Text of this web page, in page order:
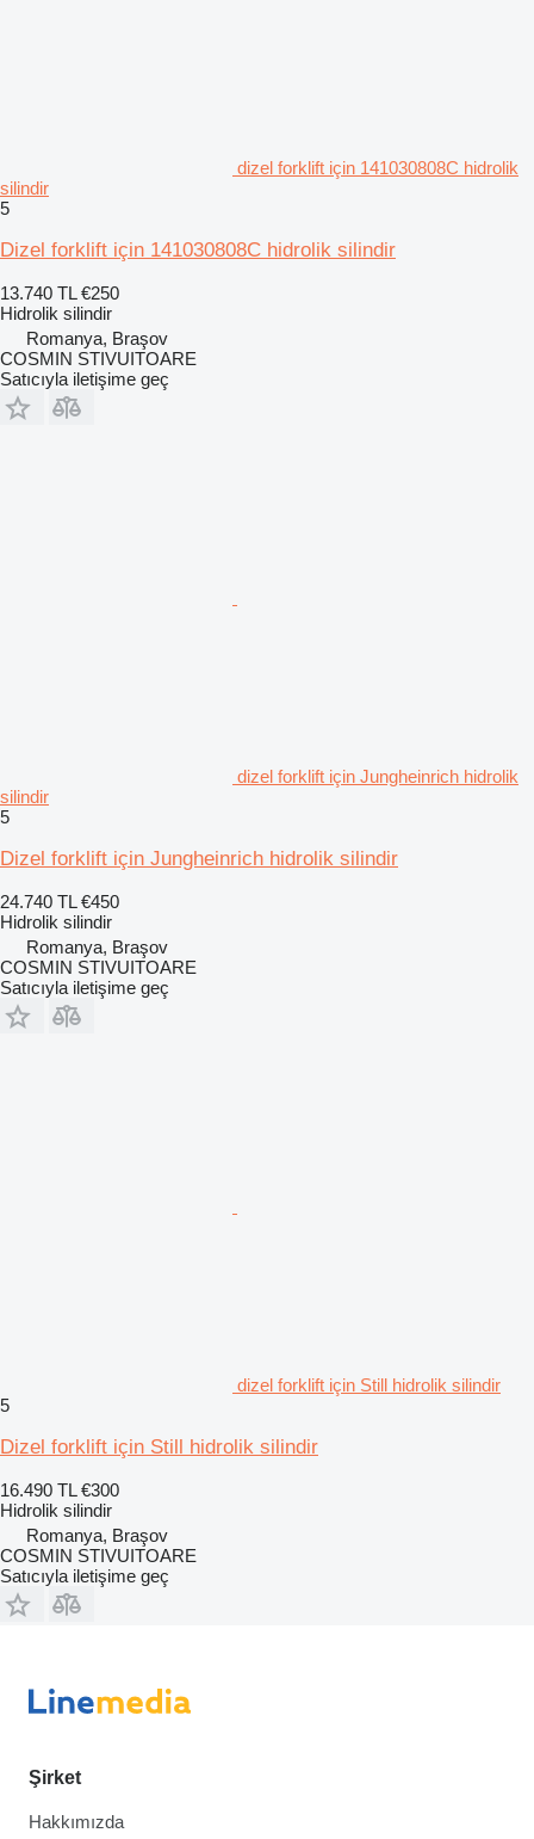
dizel forklift için 141030808C hidrolik
silindir
5
Dizel forklift için 141030808C hidrolik silindir
13.740 TL €250
Hidrolik silindir
Romanya, Braşov
COSMIN STIVUITOARE
Satıcıyla iletişime geç
dizel forklift için Jungheinrich hidrolik
silindir
5
Dizel forklift için Jungheinrich hidrolik silindir
24.740 TL €450
Hidrolik silindir
Romanya, Braşov
COSMIN STIVUITOARE
Satıcıyla iletişime geç
dizel forklift için Still hidrolik silindir
5
Dizel forklift için Still hidrolik silindir
16.490 TL €300
Hidrolik silindir
Romanya, Braşov
COSMIN STIVUITOARE
Satıcıyla iletişime geç
Şirket
Hakkımızda